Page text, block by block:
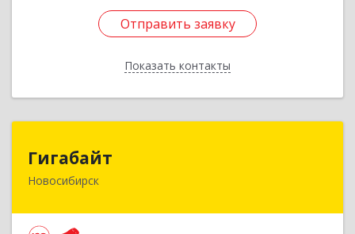
Отправить заявку
Показать контакты
Отправить заявку
Назад
Гигабайт
Новосибирск
630099, Новосибирская обл, Новосибирск г,